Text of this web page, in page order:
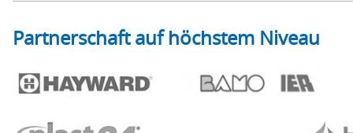
Partnerschaft auf höchstem Niveau